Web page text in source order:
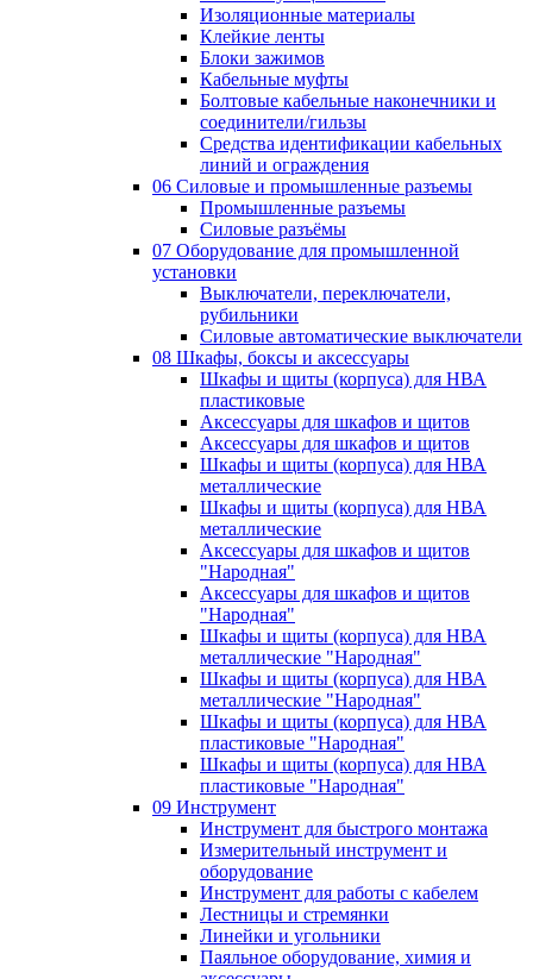
Изоляционные материалы
Клейкие ленты
Блоки зажимов
Кабельные муфты
Болтовые кабельные наконечники и
соединители/гильзы
Средства идентификации кабельных
линий и ограждения
06 Силовые и промышленные разъемы
Промышленные разъемы
Силовые разъёмы
07 Оборудование для промышленной
установки
Выключатели, переключатели,
рубильники
Силовые автоматические выключатели
08 Шкафы, боксы и аксессуары
Шкафы и щиты (корпуса) для НВА
пластиковые
Аксессуары для шкафов и щитов
Аксессуары для шкафов и щитов
Шкафы и щиты (корпуса) для НВА
металлические
Шкафы и щиты (корпуса) для НВА
металлические
Аксессуары для шкафов и щитов
"Народная"
Аксессуары для шкафов и щитов
"Народная"
Шкафы и щиты (корпуса) для НВА
металлические "Народная"
Шкафы и щиты (корпуса) для НВА
металлические "Народная"
Шкафы и щиты (корпуса) для НВА
пластиковые "Народная"
Шкафы и щиты (корпуса) для НВА
пластиковые "Народная"
09 Инструмент
Инструмент для быстрого монтажа
Измерительный инструмент и
оборудование
Инструмент для работы с кабелем
Лестницы и стремянки
Линейки и угольники
Паяльное оборудование, химия и